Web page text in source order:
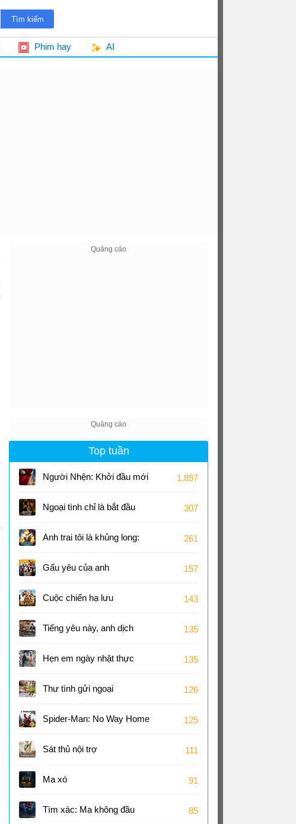
Phim hay AI
Top tuần
Người Nhện: Khởi đầu mới 1.897
Ngoại tình chỉ là bắt đầu 307
Anh trai tôi là khủng long:
Tương lai của quá khứ
261
Gấu yêu của anh 157
Cuộc chiến hạ lưu 143
Tiếng yêu này, anh dịch
được không?
135
Hẹn em ngày nhật thực 135
Thư tình gửi ngoại 126
Spider-Man: No Way Home 125
Sát thủ nội trợ 111
Ma xó 91
Tìm xác: Ma không đầu 85